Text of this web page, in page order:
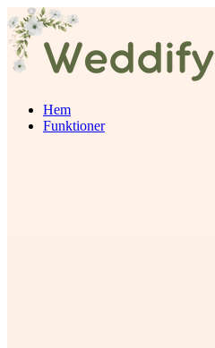
Hem
Funktioner